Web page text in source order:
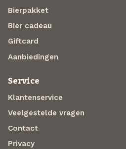
Bierpakket
Bier cadeau
Giftcard
Aanbiedingen
Service
Klantenservice
Veelgestelde vragen
Contact
Privacy